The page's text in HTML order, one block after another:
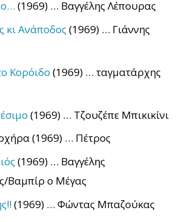
(1969) … Βαγγέλης Λέπουρας
κι Ανάποδος (1969) … Γιάννης
Κορόιδο (1969) … ταγματάρχης
(1969) … Τζουζέπε Μπικικίνι
(1969) … Πέτρος
(1969) … Βαγγέλης
Βαμπίρ ο Μέγας
(1969) … Φώντας Μπαζούκας